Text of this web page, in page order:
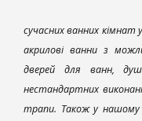
сучасних ванних кімнат
акрилові ванни з
дверей для ванн,
нестандартних
трапи. Також у нашому